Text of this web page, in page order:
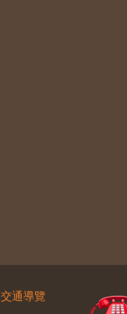
交通導覽